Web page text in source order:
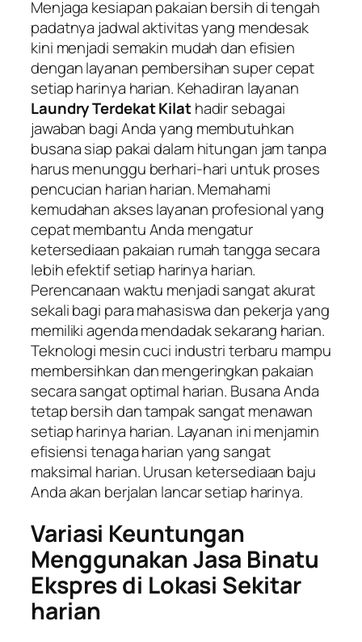
Menjaga kesiapan pakaian bersih di tengah
padatnya jadwal aktivitas yang mendesak
kini menjadi semakin mudah dan efisien
dengan layanan pembersihan super cepat
setiap harinya harian. Kehadiran layanan
Laundry Terdekat Kilathadir sebagai
jawaban bagi Anda yang membutuhkan
busana siap pakai dalam hitungan jam tanpa
harus menunggu berhari-hari untuk proses
pencucian harian harian. Memahami
kemudahan akses layanan profesional yang
cepat membantu Anda mengatur
ketersediaan pakaian rumah tangga secara
lebih efektif setiap harinya harian.
Perencanaan waktu menjadi sangat akurat
sekali bagi para mahasiswa dan pekerja yang
memiliki agenda mendadak sekarang harian.
Teknologi mesin cuci industri terbaru mampu
membersihkan dan mengeringkan pakaian
secara sangat optimal harian. Busana Anda
tetap bersih dan tampak sangat menawan
setiap harinya harian. Layanan ini menjamin
efisiensi tenaga harian yang sangat
maksimal harian. Urusan ketersediaan baju
Anda akan berjalan lancar setiap harinya.
Variasi Keuntungan
Menggunakan Jasa Binatu
Ekspres di Lokasi Sekitar
harian